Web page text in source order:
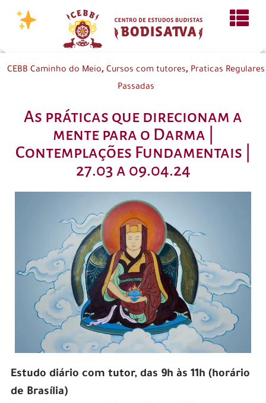
CEBB Caminho do Meio, Cursos com tutores, Praticas Regulares
Passadas
As práticas que direcionam a
mente para o Darma |
Contemplações Fundamentais |
27.03 a 09.04.24
Estudo diário com tutor, das 9h às 11h (horário
de Brasília)